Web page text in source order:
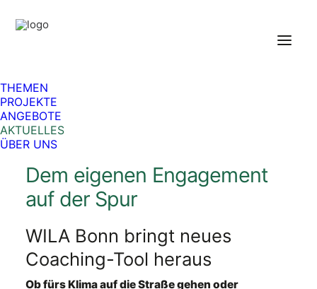
THEMEN
PROJEKTE
ANGEBOTE
AKTUELLES
ÜBER UNS
Bild: © WILA Bonn / Christiane Büchner
Dem eigenen Engagement
auf der Spur
WILA Bonn bringt neues
Coaching-Tool heraus
Ob fürs Klima auf die Straße gehen oder
Pressemitteilungen